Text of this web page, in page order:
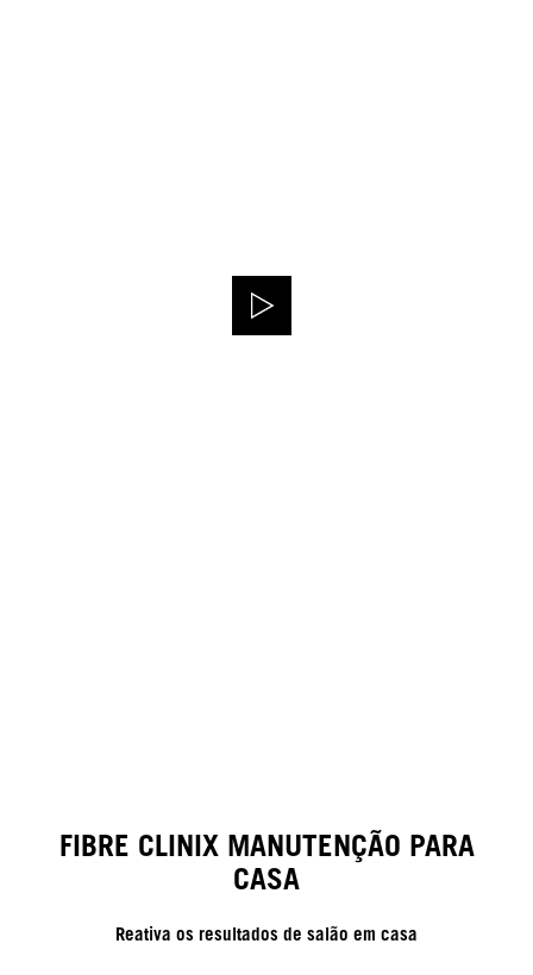
FIBRE CLINIX MANUTENÇÃO PARA
CASA
Reativa os resultados de salão em casa